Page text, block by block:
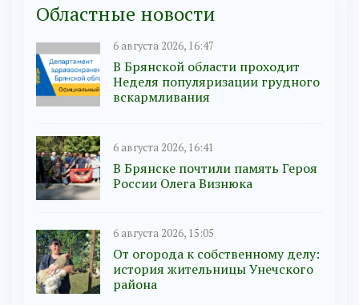
Областные новости
6 августа 2026, 16:47
В Брянской области проходит
Неделя популяризации грудного
вскармливания
6 августа 2026, 16:41
В Брянске почтили память Героя
России Олега Визнюка
6 августа 2026, 15:05
От огорода к собственному делу:
история жительницы Унечского
района